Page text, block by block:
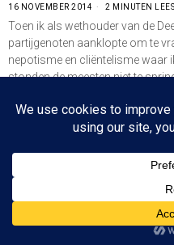
16 NOVEMBER 2014 2 MINUTEN
Toen ik als wethouder van de
partijgenoten aanklopte om te
nepotisme en cliëntelisme waar
stonden de meesten niet te
LEES VERDER
Since 2003 © All Rights Reserved |